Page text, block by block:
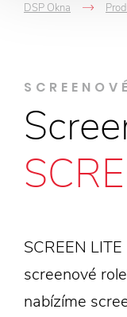
DSP Okna
->
SCREEN
screenové
nabízíme